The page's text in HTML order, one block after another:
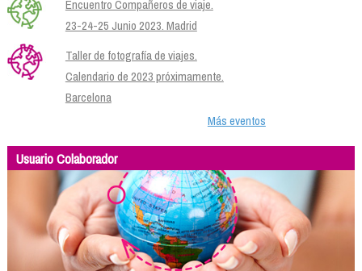
Encuentro Compañeros de viaje.
23-24-25 Junio 2023. Madrid
Taller de fotografía de viajes.
Calendario de 2023 próximamente.
Barcelona
Más eventos
Usuario Colaborador